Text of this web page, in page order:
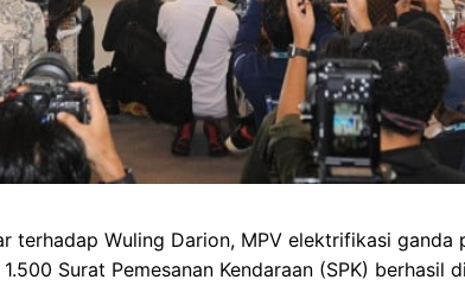
terhadap Wuling Darion, MPV elektrifikasi ganda
Surat Pemesanan Kendaraan (SPK) berhasil